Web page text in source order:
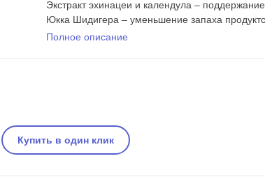
Экстракт эхинацеи и календула –
Юкка Шидигера – уменьшение запаха
Полное описание
Купить в один клик